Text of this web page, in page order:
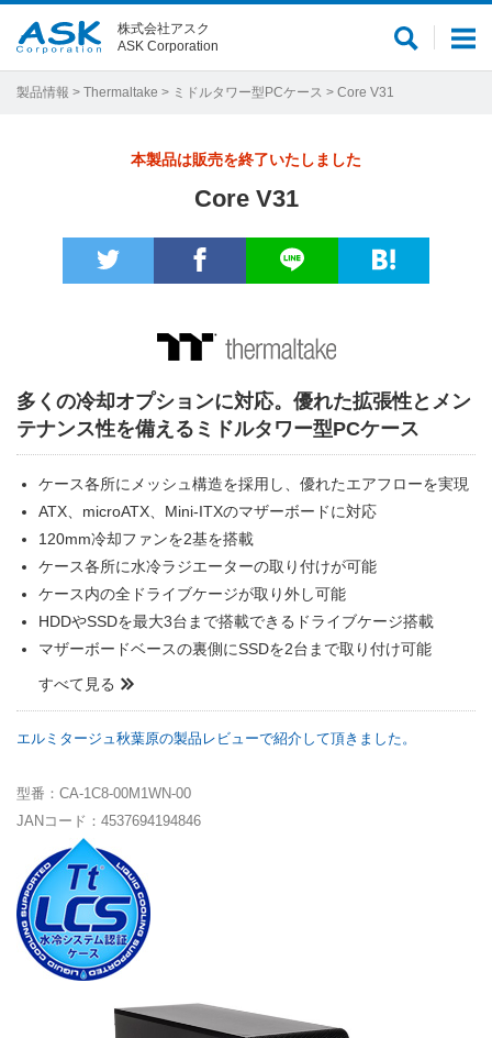
メ
サ
株式会社アスク
ASK Corporation
製品情報 > Thermaltake > ミドルタワー型PCケース > Core V31
本製品は販売を終了いたしました
Core V31
多くの冷却オプションに対応。優れた拡張性とメン
テナンス性を備えるミドルタワー型PCケース
ケース各所にメッシュ構造を採用し、優れたエアフローを実現
ATX、microATX、Mini-ITXのマザーボードに対応
120mm冷却ファンを2基を搭載
ケース各所に水冷ラジエーターの取り付けが可能
ケース内の全ドライブケージが取り外し可能
HDDやSSDを最大3台まで搭載できるドライブケージ搭載
マザーボードベースの裏側にSSDを2台まで取り付け可能
すべて見る
エルミタージュ秋葉原の製品レビューで紹介して頂きました。
型番：CA-1C8-00M1WN-00
JANコード：4537694194846